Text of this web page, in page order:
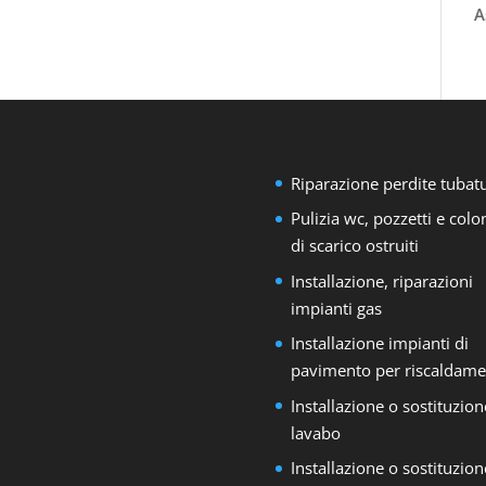
Riparazione perdite
Pulizia wc, pozzetti e
di scarico ostruiti
Installazione, riparazioni
impianti gas
Installazione impianti di
pavimento per
Installazione o
lavabo
Installazione o